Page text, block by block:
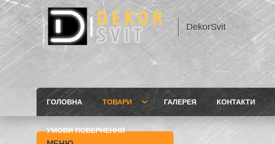
DekorSvit
ГОЛОВНА ТОВАРИ ГАЛЕРЕЯ КОНТАКТИ
УМОВИ ПОВЕРНЕННЯ